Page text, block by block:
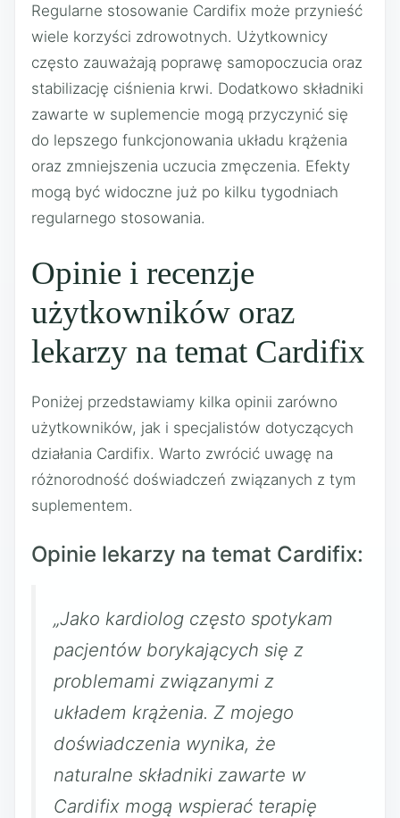
Regularne stosowanie Cardifix może przynieść
wiele korzyści zdrowotnych. Użytkownicy
często zauważają poprawę samopoczucia oraz
stabilizację ciśnienia krwi. Dodatkowo składniki
zawarte w suplemencie mogą przyczynić się
do lepszego funkcjonowania układu krążenia
oraz zmniejszenia uczucia zmęczenia. Efekty
mogą być widoczne już po kilku tygodniach
regularnego stosowania.
Opinie i recenzje
użytkowników oraz
lekarzy na temat Cardifix
Poniżej przedstawiamy kilka opinii zarówno
użytkowników, jak i specjalistów dotyczących
działania Cardifix. Warto zwrócić uwagę na
różnorodność doświadczeń związanych z tym
suplementem.
Opinie lekarzy na temat Cardifix:
„Jako kardiolog często spotykam
pacjentów borykających się z
problemami związanymi z
układem krążenia. Z mojego
doświadczenia wynika, że
naturalne składniki zawarte w
Cardifix mogą wspierać terapię